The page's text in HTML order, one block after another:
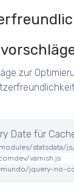
zur
Date für
statsdata/
varnish.js
jquery-no-